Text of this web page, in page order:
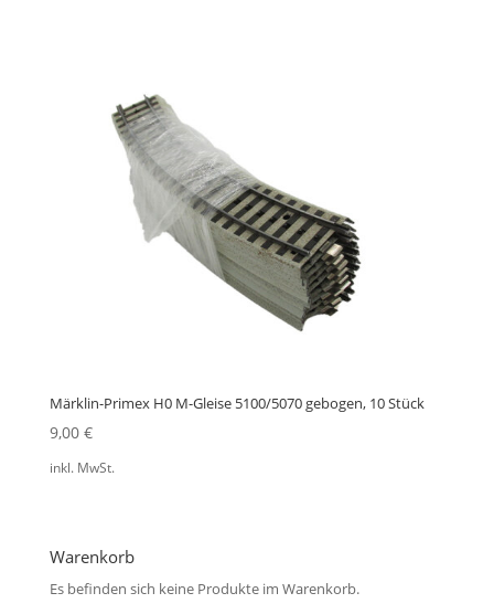
Märklin-Primex H0 M-Gleise 5100/5070 gebogen, 10 Stück
9,00 €
inkl. MwSt.
Warenkorb
Es befinden sich keine Produkte im Warenkorb.